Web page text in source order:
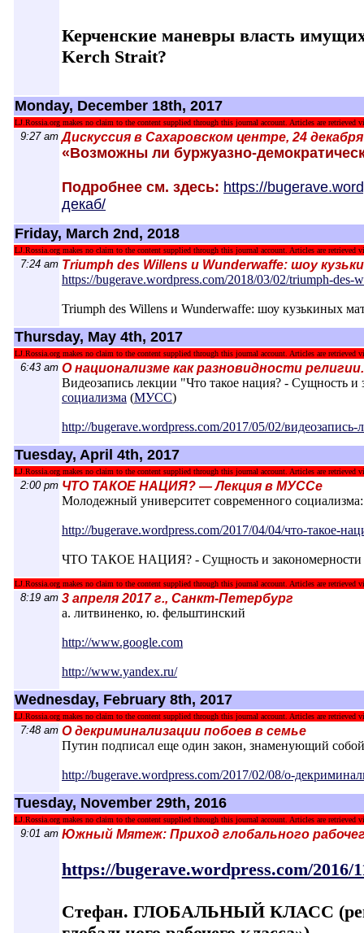
Керченские маневры власть
Kerch Strait?
Monday, December 18th, 2017
LJ.Rossia.org makes no claim to the content supplied through this journal account. Articles are retrieved
9:27 am Дискуссия в Сахаровском центре, 24 декабря
«Возможны ли буржуазно-
Подробнее см. здесь: https://
декаб/
Friday, March 2nd, 2018
LJ.Rossia.org makes no claim to the content supplied through this journal account. Articles are retrieved
7:24 am Triumph des Willens и Wunderwaffe: шоу
https://bugerave.wordpress.com/2018/03/02/triumph-des-
Triumph des Willens и Wunderwaffe: шоу кузькиных
Thursday, May 4th, 2017
LJ.Rossia.org makes no claim to the content supplied through this journal account. Articles are retrieved
6:43 am О национализме как разновидности
Видеозапись лекции "Что такое нация? - Сущность и
социализма (МУСС)
http://bugerave.wordpress.com/2017/05/02/видеозапись-
Tuesday, April 4th, 2017
LJ.Rossia.org makes no claim to the content supplied through this journal account. Articles are retrieved
2:00 pm ЧТО ТАКОЕ НАЦИЯ? — Лекция в МУССе
Молодежный университет современного социализма:
http://bugerave.wordpress.com/2017/04/04/что-такое-
ЧТО ТАКОЕ НАЦИЯ? - Сущность и закономерности
LJ.Rossia.org makes no claim to the content supplied through this journal account. Articles are retrieved
8:19 am 3 апреля 2017 г., Санкт-Петербург
а. литвиненко, ю. фельштинский
http://www.google.com
http://www.yandex.ru/
Wednesday, February 8th, 2017
LJ.Rossia.org makes no claim to the content supplied through this journal account. Articles are retrieved
7:48 am О декриминализации побоев в семье
Путин подписал еще один закон, знаменующий
http://bugerave.wordpress.com/2017/02/08/о-
Tuesday, November 29th, 2016
LJ.Rossia.org makes no claim to the content supplied through this journal account. Articles are retrieved
9:01 am Южный Мятеж: Приход глобального
https://bugerave.wordpress.com/2016/
Стефан. ГЛОБАЛЬНЫЙ КЛАСС